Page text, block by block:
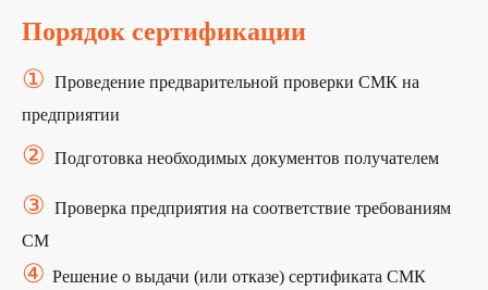
Порядок сертификации
① Проведение предварительной проверки СМК на
предприятии
② Подготовка необходимых документов получателем
③ Проверка предприятия на соответствие требованиям
СМ
④ Решение о выдачи (или отказе) сертификата СМК
Получите бесплатную
консультацию
экспертов